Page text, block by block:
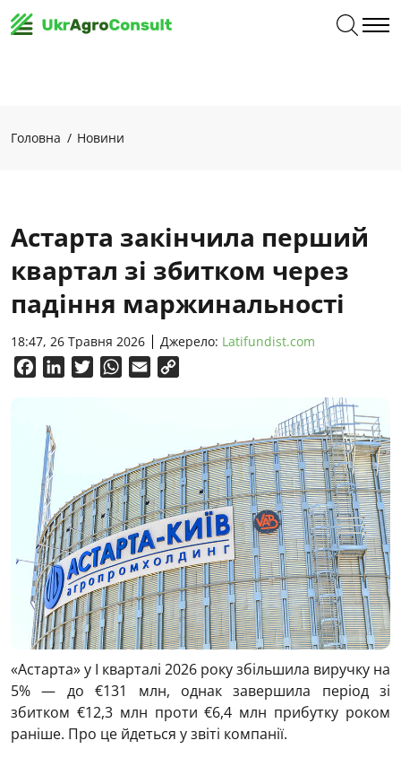
Головна Новини
Астарта закінчила перший
квартал зі збитком через
падіння маржинальності
18:47, 26 Травня 2026 Джерело: Latifundist.com
FacebookLinkedInTwitterWhatsApp
Email
«Астарта» у І кварталі 2026 року збільшила виручку на
5% — до €131 млн, однак завершила період зі
збитком €12,3 млн проти €6,4 млн прибутку роком
раніше. Про це йдеться у звіті компанії.